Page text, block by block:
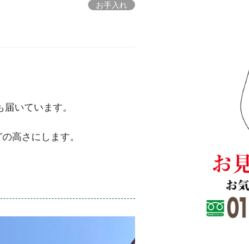
お手入れ
いています。
高さにします。